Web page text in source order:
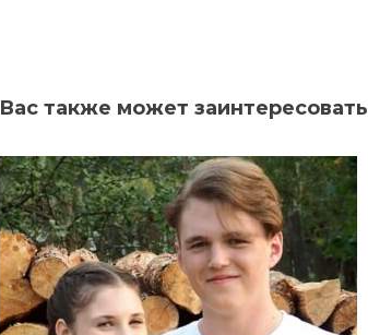
Вас также может заинтересовать